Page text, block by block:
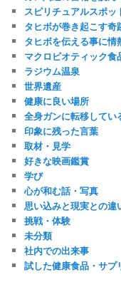
スピリチュアルスポッ
タヒボが巻き起こす
タヒボを伝える事に情
マクロビオティック食
ラジウム温泉
世界遺産
健康に良い場所
全身ガンに転移してい
印象に残った言葉
取材・見学
好きな映画鑑賞
学び
心が和む話・写真
思い込みと現実との違
挑戦・体験
未分類
社内での出来事
試した健康食品・サプ